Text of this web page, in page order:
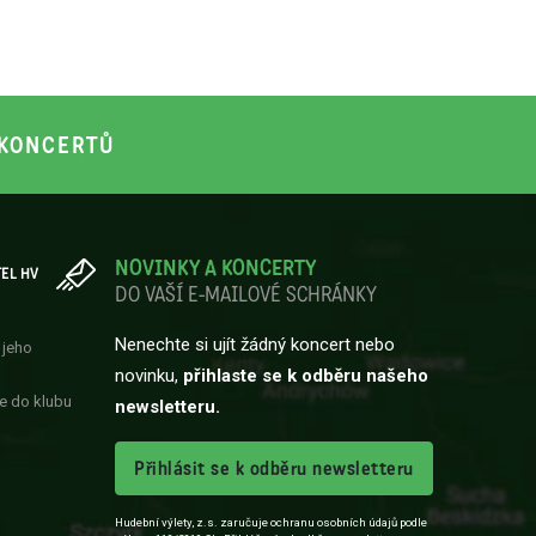
HV
do klubu
NOVINKY A KONCERTY
DO VAŠÍ E-MAILOVÉ SCHRÁNKY
Nenechte si ujít žádný koncert nebo
novinku, přihlaste se k odběru našeho
newsletteru.
Přihlásit se k odběru newsletteru
Hudební výlety, z.s. zaručuje ochranu osobních údajů podle